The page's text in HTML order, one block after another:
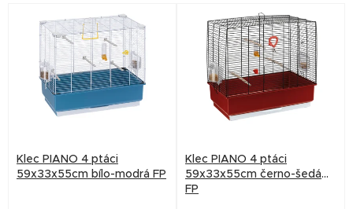
Klec PIANO 4 ptáci
59x33x55cm bílo-modrá FP
Klec PIANO 4 ptáci
59x33x55cm černo-šedá
FP